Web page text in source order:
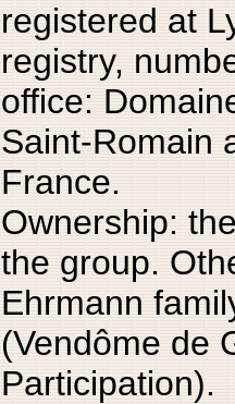
registered at
registry,
office:
Saint-Romain
France.
Ownership:
the group.
Ehrmann
(Vendôme de
Participation).